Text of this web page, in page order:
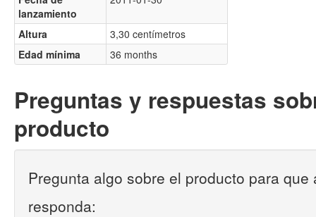
lanzamiento
Altura
3,30 centímetros
Edad mínima
36 months
Preguntas y respuestas
producto
Pregunta algo sobre el producto para que
responda: